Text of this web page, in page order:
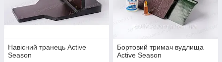
Навісний транець Active
Season
Бортовий тримач вудлища
Active Season